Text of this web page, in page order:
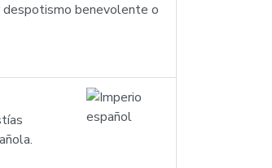
despotismo benevolente o